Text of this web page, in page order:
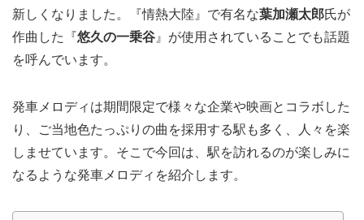
新しくなりました。『情熱大陸』で有名な葉加瀬太郎氏が
作曲した『悠久の一乗谷』が使用されていることでも話題
を呼んでいます。
発車メロディは期間限定で様々な企業や映画とコラボした
り、ご当地色たっぷりの曲を採用する駅も多く、人々を楽
しませています。そこで今回は、駅を訪れるのが楽しみに
なるような発車メロディを紹介します。